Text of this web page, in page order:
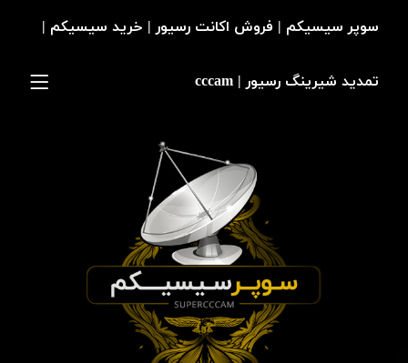
سوپر سیسیکم | فروش اکانت رسیور | خرید سیسیکم |
تمدید شیرینگ رسیور | cccam